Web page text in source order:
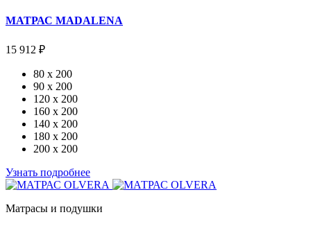
МАТРАС MADALENA
15 912 ₽
80 x 200
90 x 200
120 x 200
160 x 200
140 x 200
180 x 200
200 x 200
Узнать подробнее
Матрасы и подушки